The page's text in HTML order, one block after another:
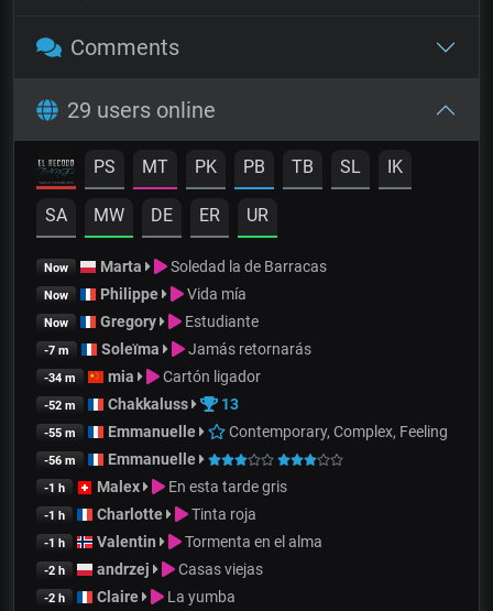
Comments
29 users online
PS MT PK PB TB SL IK
SA MW DE ER UR
Now Marta Soledad la de Barracas
Now Philippe Vida mía
Now Gregory Estudiante
-7 m Soleïma Jamás retornarás
-34 m mia Cartón ligador
-52 m Chakkaluss 13
-55 m Emmanuelle Contemporary, Complex, Feeling
-56 m Emmanuelle
-1 h Malex En esta tarde gris
-1 h Charlotte Tinta roja
-1 h Valentin Tormenta en el alma
-2 h andrzej Casas viejas
-2 h Claire La yumba